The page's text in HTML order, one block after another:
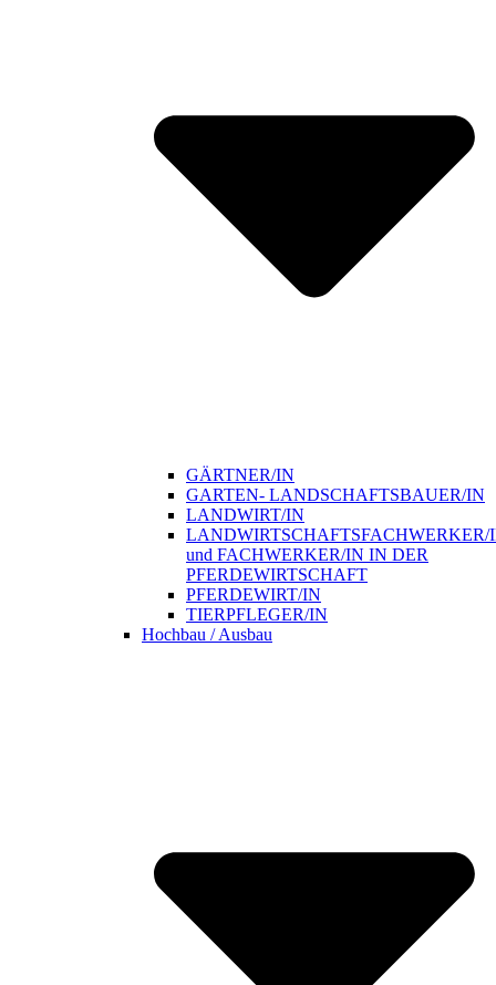
GÄRTNER/IN
GARTEN- LANDSCHAFTSBAUER/IN
LANDWIRT/IN
LANDWIRTSCHAFTSFACHWERKER/
und FACHWERKER/IN IN DER
PFERDEWIRTSCHAFT
PFERDEWIRT/IN
TIERPFLEGER/IN
Hochbau / Ausbau